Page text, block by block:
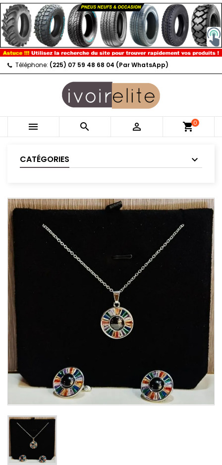
Téléphone: (225) 07 59 48 68 04 (Par WhatsApp)
   shopping_cart0
CATÉGORIES